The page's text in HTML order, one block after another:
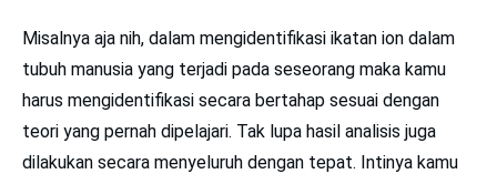
Misalnya aja nih, dalam mengidentifikasi ikatan ion dalam
tubuh manusia yang terjadi pada seseorang maka kamu
harus mengidentifikasi secara bertahap sesuai dengan
teori yang pernah dipelajari. Tak lupa hasil analisis juga
dilakukan secara menyeluruh dengan tepat. Intinya kamu